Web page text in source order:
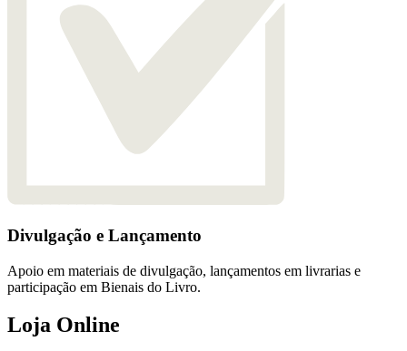
Divulgação e Lançamento
Apoio em materiais de divulgação, lançamentos em livrarias e
participação em Bienais do Livro.
Loja Online